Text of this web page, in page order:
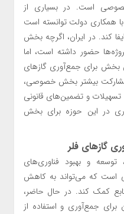
است. در بسیاری از
دولت توانسته است
کند. در ایران، اگرچه بخش
حضور داشته است، اما
بخش برای جمع‌آوری گازهای
بیشتر بخش خصوصی،
و تضمین‌های قانونی
در این حوزه برای بخش
گازهای فلر
و بهبود فناوری‌های
است که می‌تواند به کاهش
کمک کند. در حال حاضر،
برای جمع‌آوری و استفاده از